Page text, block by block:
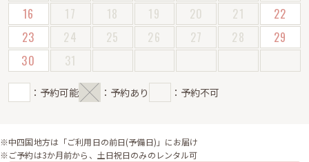
16
17 18 19 20 21
22
23
24 25 26 27 28
29
30
31
：予約可能 ：予約あり ：予約不可
※中四国地方は「ご利用日の前日(予備日)」にお届け
※ご予約は3か月前から、土日祝日のみのレンタル可